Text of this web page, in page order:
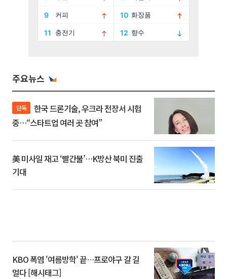
주요뉴스
단독
중…“스타트업 여러 곳 참여”
美 미사일 재고 ‘빨간불’…K방산 북미 진출
기대
KBO 폭염 '여름방학' 끝…프로야구 갈 길
멀다 [해시태그]